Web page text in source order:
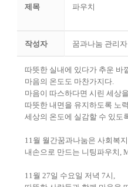
제목
파우치
작성자 꿈과나눔 관리자
따뜻한 실내에 있다가 추운 바
마음의 온도도 마찬가지다.
마음이 따스하다면 시린 세상
따뜻한 내면을 유지하도록 노
세상의 온도에 실감할 수 있도
11월 월간꿈과나눔은 사회복
내손으로 만드는 니팅파우치,
11월 27일 수요일 저녁 7시,